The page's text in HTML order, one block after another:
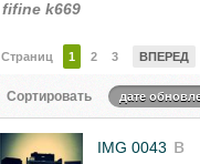
fifine k669
Страниц 1 2 3 ВПЕРЕД
Сортировать дате
IMG 0043 в